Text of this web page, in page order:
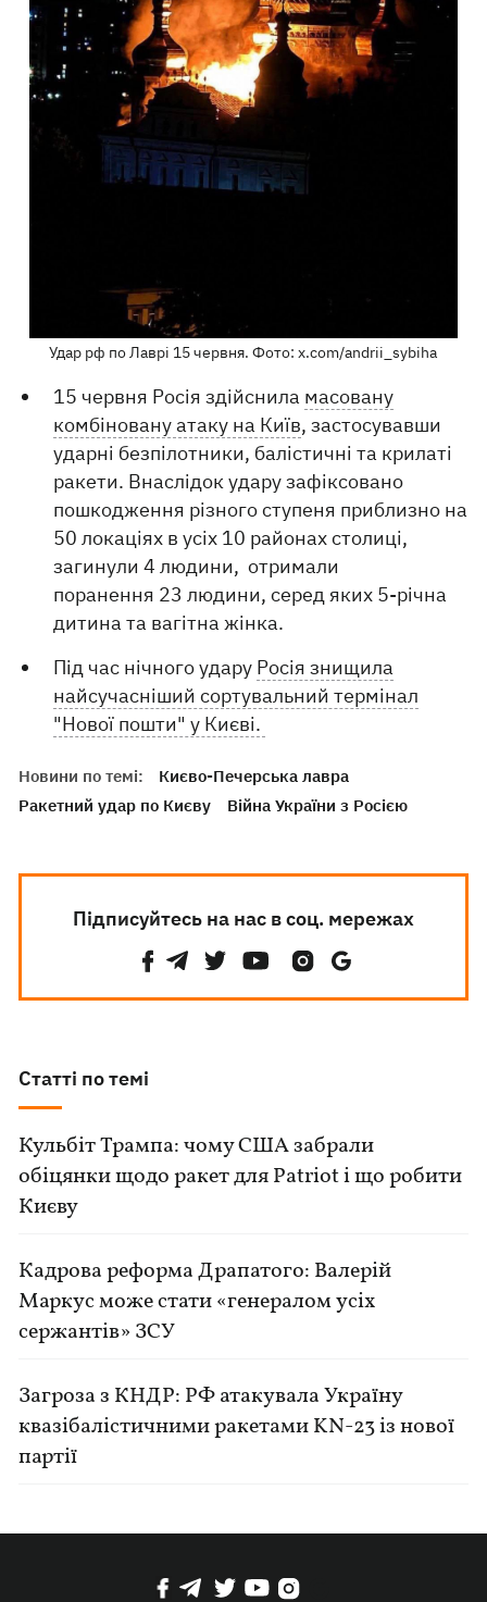
Удар рф по Лаврі 15 червня. Фото: x.com/andrii_sybiha
15 червня Росія здійснила масовану
комбіновану атаку на Київ, застосувавши
ударні безпілотники, балістичні та крилаті
ракети. Внаслідок удару зафіксовано
пошкодження різного ступеня приблизно на
50 локаціях в усіх 10 районах столиці,
загинули 4 людини, отримали
поранення 23 людини, серед яких 5-річна
дитина та вагітна жінка.
Під час нічного удару Росія знищила
найсучасніший сортувальний термінал
"Нової пошти" у Києві.
Новини по темі:
Києво-Печерська лавра
Ракетний удар по Києву
Війна України з Росією
Підписуйтесь на нас в соц. мережах
Статті по темі
Кульбіт Трампа: чому США забрали
обіцянки щодо ракет для Patriot і що робити
Києву
Кадрова реформа Драпатого: Валерій
Маркус може стати «генералом усіх
сержантів» ЗСУ
Загроза з КНДР: РФ атакувала Україну
квазібалістичними ракетами KN-23 із нової
партії